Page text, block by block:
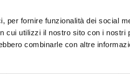
per fornire funzionalità dei social
cui utilizzi il nostro sito con i nostri
combinarle con altre